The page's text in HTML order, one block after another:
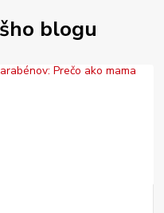
blogu